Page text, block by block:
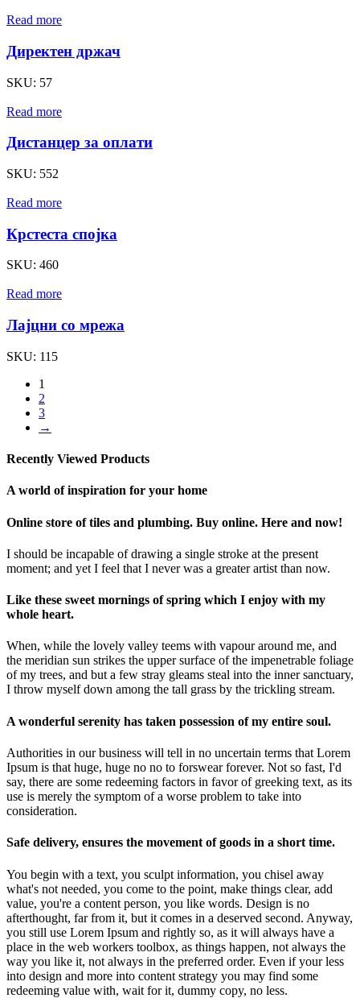
Read more
Директен држач
SKU: 57
Read more
Дистанцер за оплати
SKU: 552
Read more
Крстеста спојка
SKU: 460
Read more
Лајцни со мрежа
SKU: 115
1
2
3
→
Recently Viewed Products
A world of inspiration for your home
Online store of tiles and plumbing. Buy online. Here and now!
I should be incapable of drawing a single stroke at the present
moment; and yet I feel that I never was a greater artist than now.
Like these sweet mornings of spring which I enjoy with my
whole heart.
When, while the lovely valley teems with vapour around me, and
the meridian sun strikes the upper surface of the impenetrable foliage
of my trees, and but a few stray gleams steal into the inner sanctuary,
I throw myself down among the tall grass by the trickling stream.
A wonderful serenity has taken possession of my entire soul.
Authorities in our business will tell in no uncertain terms that Lorem
Ipsum is that huge, huge no no to forswear forever. Not so fast, I'd
say, there are some redeeming factors in favor of greeking text, as its
use is merely the symptom of a worse problem to take into
consideration.
Safe delivery, ensures the movement of goods in a short time.
You begin with a text, you sculpt information, you chisel away
what's not needed, you come to the point, make things clear, add
value, you're a content person, you like words. Design is no
afterthought, far from it, but it comes in a deserved second. Anyway,
you still use Lorem Ipsum and rightly so, as it will always have a
place in the web workers toolbox, as things happen, not always the
way you like it, not always in the preferred order. Even if your less
into design and more into content strategy you may find some
redeeming value with, wait for it, dummy copy, no less.